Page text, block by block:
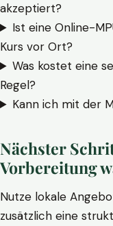
akzeptiert?
Ist eine Online-
Kurs vor Ort?
Was kostet eine
Regel?
Kann ich mit der
Nächster
Vorbereitung
Nutze lokale
zusätzlich eine